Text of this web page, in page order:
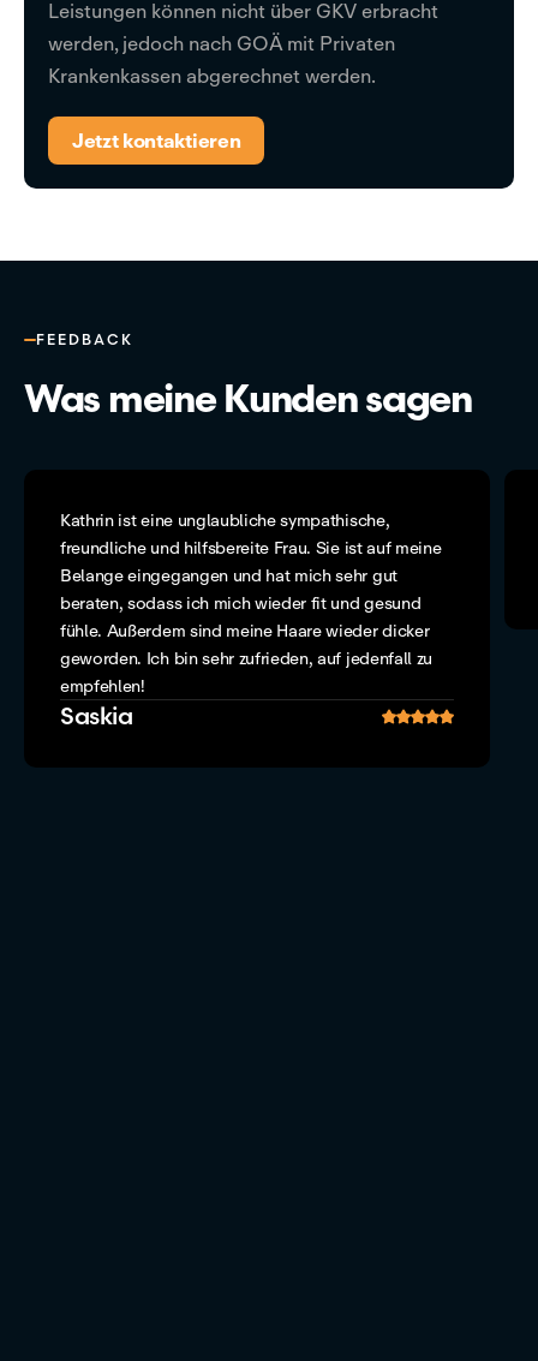
Leistungen können nicht über GKV erbracht
werden, jedoch nach GOÄ mit Privaten
Krankenkassen abgerechnet werden.
Jetzt kontaktieren
FEEDBACK
Was meine Kunden sagen
Kathrin ist eine unglaubliche sympathische,
freundliche und hilfsbereite Frau. Sie ist auf meine
Belange eingegangen und hat mich sehr gut
beraten, sodass ich mich wieder fit und gesund
fühle. Außerdem sind meine Haare wieder dicker
geworden. Ich bin sehr zufrieden, auf jedenfall zu
empfehlen!
Saskia